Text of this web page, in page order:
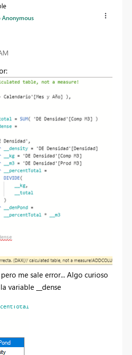
Anonymous
me sale error... Algo curioso
variable __dense